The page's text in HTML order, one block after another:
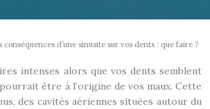
conséquences d’une sinusite sur vos dents : que faire ?
intenses alors que vos dents semblent
être à l’origine de vos maux. Cette
des cavités aériennes situées autour du